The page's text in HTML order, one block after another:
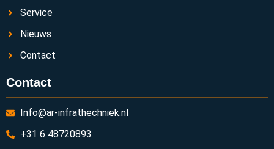
Service
Nieuws
Contact
Contact
Info@ar-infrathechniek.nl
+31 6 48720893